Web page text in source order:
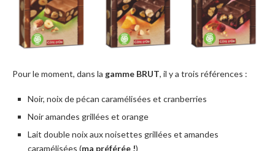
Pour le moment, dans la gamme BRUT, il y a trois références :
Noir, noix de pécan caramélisées et cranberries
Noir amandes grillées et orange
Lait double noix aux noisettes grillées et amandes
caramélisées (ma préférée !)